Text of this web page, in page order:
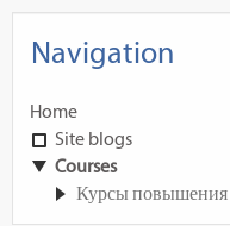
Navigation
Home
Site blogs
Courses
Курсы повышения